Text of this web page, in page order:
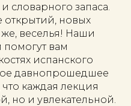
словарного запаса.
открытий, новых
веселья! Наши
вам
испанского
давнопрошедшее
каждая лекция
но и увлекательной.